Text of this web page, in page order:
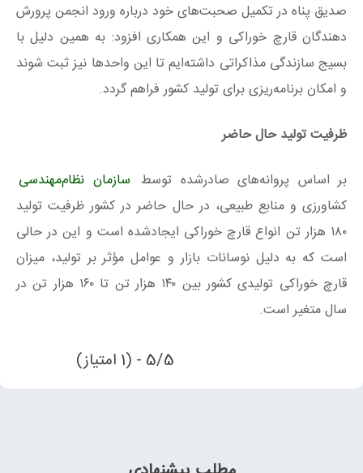
صدیق پناه در تکمیل صحبت‌های خود درباره ورود انجمن پرورش
دهندگان قارچ خوراکی و این همکاری افزود: به همین دلیل با
بسیج سازندگی مذاکراتی داشته‌ایم تا این واحدها نیز ثبت شوند
و امکان برنامه‌ریزی برای تولید کشور فراهم گردد.
ظرفیت تولید حال حاضر
بر اساس پروانه‌های صادرشده توسط سازمان نظام‌مهندسی
کشاورزی و منابع طبیعی، در حال حاضر در کشور ظرفیت تولید
۱۸۰ هزار تن انواع قارچ خوراکی ایجادشده است و این در حالی
است که به دلیل نوسانات بازار و عوامل مؤثر بر تولید، میزان
قارچ خوراکی تولیدی کشور بین ۱۴۰ هزار تن تا ۱۶۰ هزار تن در
سال متغیر است.
5/5 - (1 امتیاز)